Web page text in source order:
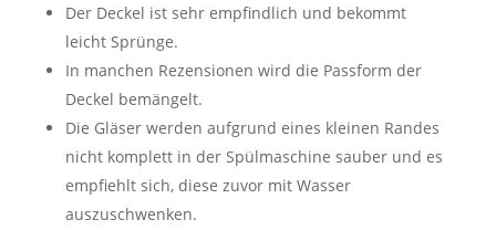
Der Deckel ist sehr empfindlich und bekommt
leicht Sprünge.
In manchen Rezensionen wird die Passform der
Deckel bemängelt.
Die Gläser werden aufgrund eines kleinen Randes
nicht komplett in der Spülmaschine sauber und es
empfiehlt sich, diese zuvor mit Wasser
auszuschwenken.